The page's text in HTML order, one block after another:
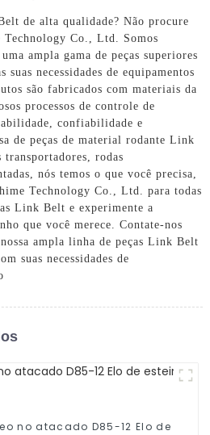
de alta qualidade? Não procure
Co., Ltd. Somos
ampla gama de peças superiores
necessidades de equipamentos
são fabricados com materiais da
processos de controle de
confiabilidade e
de peças de material rodante Link
rodas
nós temos o que você precisa,
Technology Co., Ltd. para todas
Link Belt e experimente a
que você merece. Contate-nos
ampla linha de peças Link Belt
suas necessidades de
no atacado D85-12 Elo de